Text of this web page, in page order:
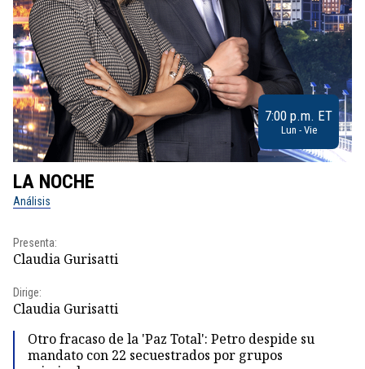
7:00 p.m. ET
Lun - Vie
LA NOCHE
Análisis
Presenta:
Claudia Gurisatti
Dirige:
Claudia Gurisatti
Otro fracaso de la 'Paz Total': Petro despide su
mandato con 22 secuestrados por grupos